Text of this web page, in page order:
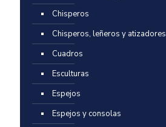
Chisperos
Chisperos, leñeros y atizadores
Cuadros
Esculturas
Espejos
Espejos y consolas